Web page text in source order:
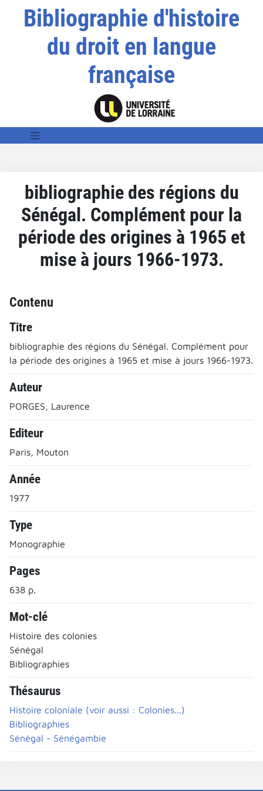
Bibliographie d'histoire
du droit en langue
française
bibliographie des régions du
Sénégal. Complément pour la
période des origines à 1965 et
mise à jours 1966-1973.
Contenu
Titre
bibliographie des régions du Sénégal. Complément pour
la période des origines à 1965 et mise à jours 1966-1973.
Auteur
PORGES, Laurence
Editeur
Paris, Mouton
Année
1977
Type
Monographie
Pages
638 p.
Mot-clé
Histoire des colonies
Sénégal
Bibliographies
Thésaurus
Histoire coloniale (voir aussi : Colonies...)
Bibliographies
Sénégal - Sénégambie